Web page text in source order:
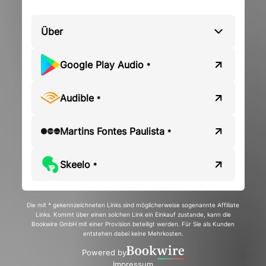
Über
Google Play Audio *
Audible *
Martins Fontes Paulista *
Skeelo *
Die mit * gekennzeichneten Links sind möglicherweise sogenannte Affiliate
Links. Kommt über einen solchen Link ein Einkauf zustande, kann die
Bookwire GmbH mit einer Provision beteiligt werden. Für Sie als Kunden
entstehen dabei keine Mehrkosten.
Powered by